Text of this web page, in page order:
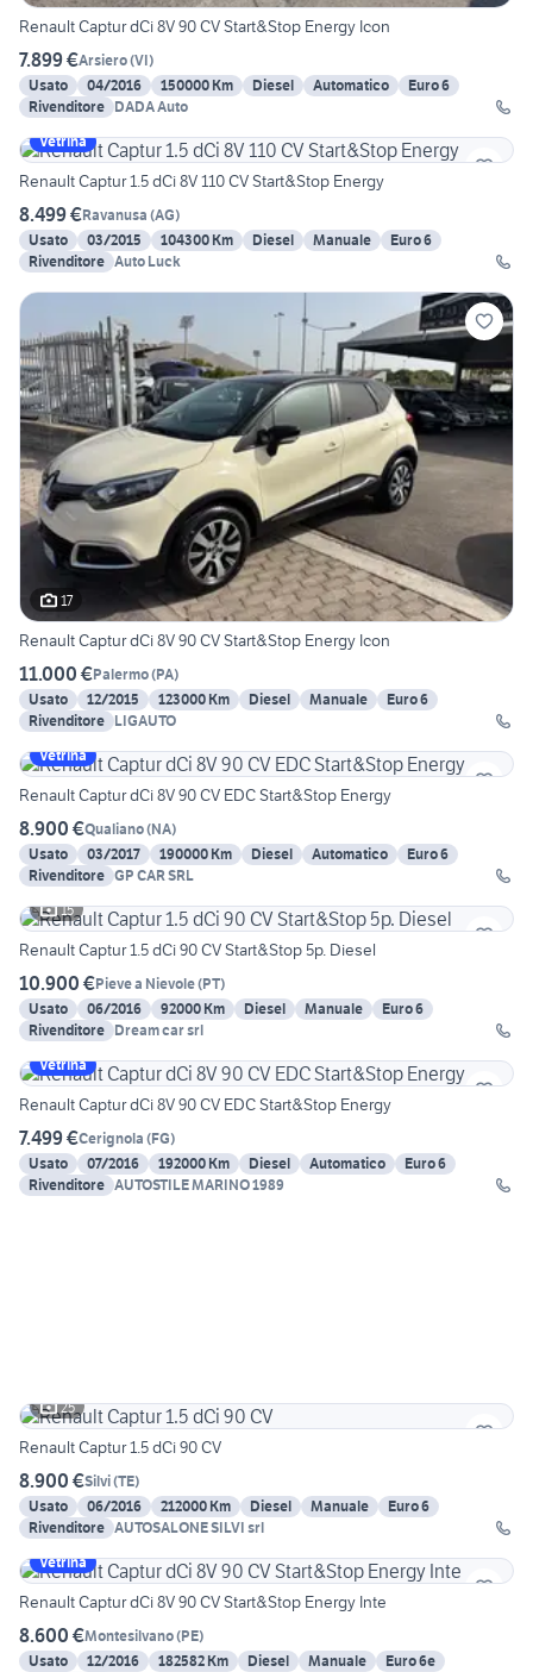
Renault Captur dCi 8V 90 CV Start&Stop Energy Icon
7.899 €Arsiero(VI)
Usato
04/2016 150000 Km Diesel Automatico
Euro 6
Rivenditore DADA Auto
Vetrina
Renault Captur 1.5 dCi 8V 110 CV Start&Stop Energy
8.499 €Ravanusa (AG)
Usato
03/2015 104300 Km Diesel Manuale
Euro 6
Rivenditore Auto Luck
17
Renault Captur dCi 8V 90 CV Start&Stop Energy Icon
11.000 €Palermo(PA)
Usato
12/2015 123000 Km Diesel Manuale
Euro 6
Rivenditore LIGAUTO
Vetrina
Renault Captur dCi 8V 90 CV EDC Start&Stop Energy
8.900 €Qualiano(NA)
Usato
03/2017 190000 Km Diesel Automatico
Euro 6
Rivenditore GP CAR SRL
15
Renault Captur 1.5 dCi 90 CV Start&Stop 5p. Diesel
10.900 €Pieve a Nievole(PT)
Usato
06/2016 92000 Km Diesel Manuale
Euro 6
Rivenditore Dream car srl
Vetrina
Renault Captur dCi 8V 90 CV EDC Start&Stop Energy
7.499 €Cerignola (FG)
Usato
07/2016 192000 Km Diesel Automatico
Euro 6
Rivenditore AUTOSTILE MARINO 1989
25
Renault Captur 1.5 dCi 90 CV
8.900 €Silvi(TE)
Usato
06/2016 212000 Km Diesel Manuale
Euro 6
Rivenditore AUTOSALONE SILVI srl
Vetrina
Renault Captur dCi 8V 90 CV Start&Stop Energy Inte
8.600 €Montesilvano(PE)
Usato
12/2016 182582 Km Diesel Manuale
Euro 6e